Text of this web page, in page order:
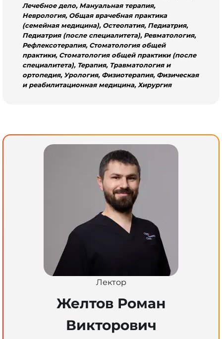
Лечебное дело, Мануальная терапия,
Неврология, Общая врачебная практика
(семейная медицина), Остеопатия, Педиатрия,
Педиатрия (после специалитета), Ревматология,
Рефлексотерапия, Стоматология общей
практики, Стоматология общей практики (после
специалитета), Терапия, Травматология и
ортопедия, Урология, Физиотерапия, Физическая
и реабилитационная медицина, Хирургия
Лектор
Желтов Роман
Викторович